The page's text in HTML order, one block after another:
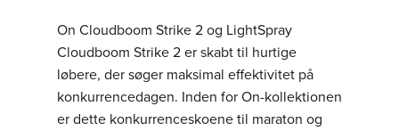
On Cloudboom Strike 2 og LightSpray
Cloudboom Strike 2 er skabt til hurtige
løbere, der søger maksimal effektivitet på
konkurrencedagen. Inden for On-kollektionen
er dette konkurrenceskoene til maraton og